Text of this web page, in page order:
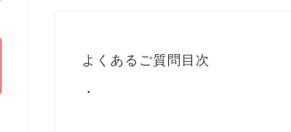
よくあるご質問目次
・